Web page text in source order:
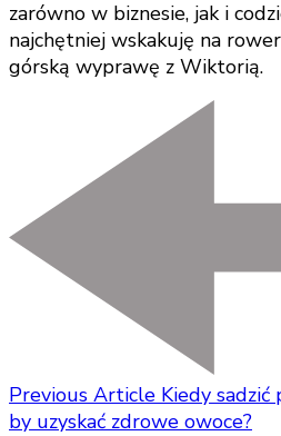
zarówno w biznesie, jak i
najchętniej wskakuję na
górską wyprawę z Wiktorią.
Previous Article Kiedy sadzić
by uzyskać zdrowe owoce?